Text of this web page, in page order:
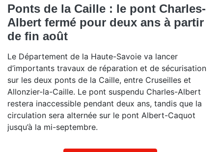
Ponts de la Caille : le pont Charles-
Albert fermé pour deux ans à partir
de fin août
Le Département de la Haute-Savoie va lancer
d’importants travaux de réparation et de sécurisation
sur les deux ponts de la Caille, entre Cruseilles et
Allonzier-la-Caille. Le pont suspendu Charles-Albert
restera inaccessible pendant deux ans, tandis que la
circulation sera alternée sur le pont Albert-Caquot
jusqu’à la mi-septembre.